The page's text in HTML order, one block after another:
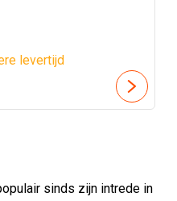
levertijd
sinds zijn intrede in